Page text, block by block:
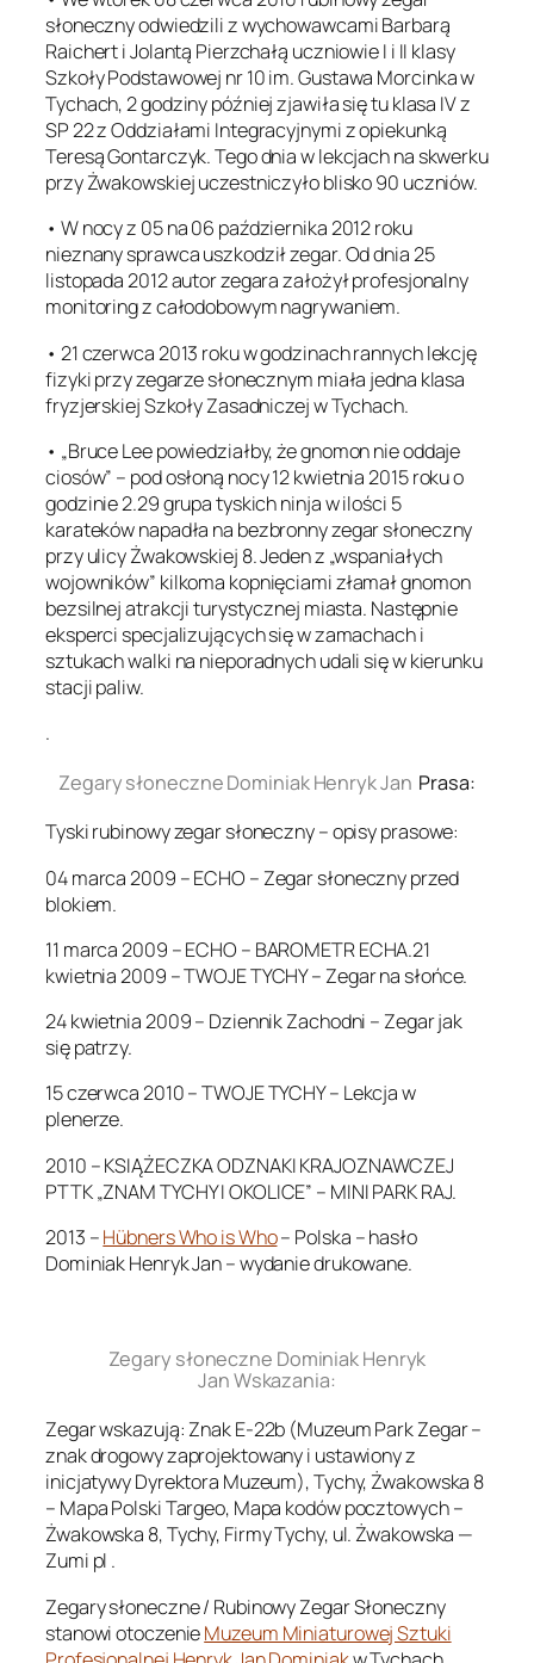
słoneczny odwiedzili z wychowawcami Barbarą
Raichert i Jolantą Pierzchałą uczniowie I i II klasy
Szkoły Podstawowej nr 10 im. Gustawa Morcinka w
Tychach, 2 godziny później zjawiła się tu klasa IV z
SP 22 z Oddziałami Integracyjnymi z opiekunką
Teresą Gontarczyk. Tego dnia w lekcjach na skwerku
przy Żwakowskiej uczestniczyło blisko 90 uczniów.
• W nocy z 05 na 06 października 2012 roku
nieznany sprawca uszkodził zegar. Od dnia 25
listopada 2012 autor zegara założył profesjonalny
monitoring z całodobowym nagrywaniem.
• 21 czerwca 2013 roku w godzinach rannych lekcję
fizyki przy zegarze słonecznym miała jedna klasa
fryzjerskiej Szkoły Zasadniczej w Tychach.
• „Bruce Lee powiedziałby, że gnomon nie oddaje
ciosów” – pod osłoną nocy 12 kwietnia 2015 roku o
godzinie 2.29 grupa tyskich ninja w ilości 5
karateków napadła na bezbronny zegar słoneczny
przy ulicy Żwakowskiej 8. Jeden z „wspaniałych
wojowników” kilkoma kopnięciami złamał gnomon
bezsilnej atrakcji turystycznej miasta. Następnie
eksperci specjalizujących się w zamachach i
sztukach walki na nieporadnych udali się w kierunku
stacji paliw.
.
Zegary słoneczne Dominiak Henryk Jan Prasa:
Tyski rubinowy zegar słoneczny – opisy prasowe:
04 marca 2009 – ECHO – Zegar słoneczny przed
blokiem.
11 marca 2009 – ECHO – BAROMETR ECHA.21
kwietnia 2009 – TWOJE TYCHY – Zegar na słońce.
24 kwietnia 2009 – Dziennik Zachodni – Zegar jak
się patrzy.
15 czerwca 2010 – TWOJE TYCHY – Lekcja w
plenerze.
2010 – KSIĄŻECZKA ODZNAKI KRAJOZNAWCZEJ
PTTK „ZNAM TYCHY I OKOLICE” – MINI PARK RAJ.
2013 –Hübners Who is Who– Polska – hasło
Dominiak Henryk Jan – wydanie drukowane.
Zegary słoneczne Dominiak Henryk
Jan Wskazania:
Zegar wskazują: Znak E-22b (Muzeum Park Zegar –
znak drogowy zaprojektowany i ustawiony z
inicjatywy Dyrektora Muzeum), Tychy, Żwakowska 8
– Mapa Polski Targeo, Mapa kodów pocztowych –
Żwakowska 8, Tychy, Firmy Tychy, ul. Żwakowska —
Zumi pl .
Zegary słoneczne / Rubinowy Zegar Słoneczny
stanowi otoczenieMuzeum Miniaturowej Sztuki